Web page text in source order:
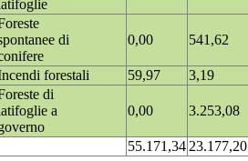
di
0,00 541,62
forestali 59,97
3,19
di
a
0,00 3.253,08
55.171,3423.177,20